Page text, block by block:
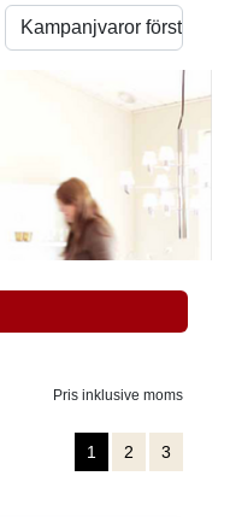
Pris inklusive moms
1 2 3